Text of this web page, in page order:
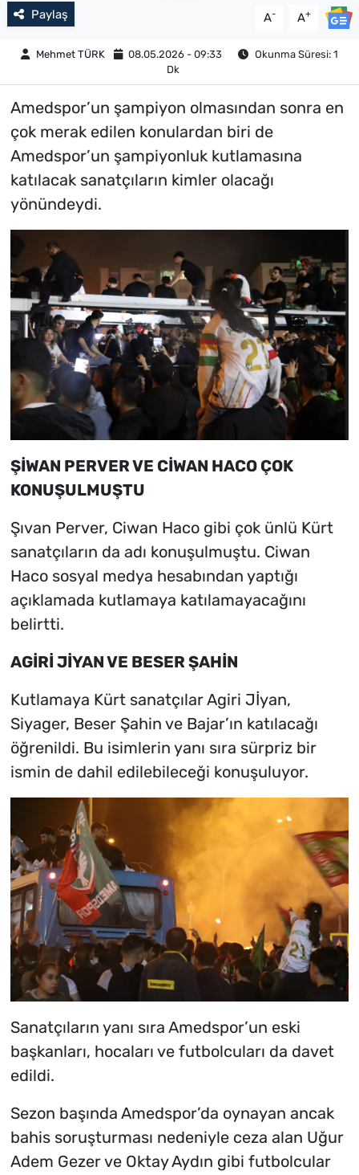
Paylaş A- A+
Mehmet TÜRK 08.05.2026 - 09:33
Okunma Süresi: 1
Dk
Amedspor’un şampiyon olmasından sonra en
çok merak edilen konulardan biri de
Amedspor’un şampiyonluk kutlamasına
katılacak sanatçıların kimler olacağı
yönündeydi.
ŞİWAN PERVER VE CİWAN HACO ÇOK
KONUŞULMUŞTU
Şıvan Perver, Ciwan Haco gibi çok ünlü Kürt
sanatçıların da adı konuşulmuştu. Ciwan
Haco sosyal medya hesabından yaptığı
açıklamada kutlamaya katılamayacağını
belirtti.
AGİRİ JİYAN VE BESER ŞAHİN
Kutlamaya Kürt sanatçılar Agiri Jİyan,
Siyager, Beser Şahin ve Bajar’ın katılacağı
öğrenildi. Bu isimlerin yanı sıra sürpriz bir
ismin de dahil edilebileceği konuşuluyor.
Sanatçıların yanı sıra Amedspor’un eski
başkanları, hocaları ve futbolcuları da davet
edildi.
Sezon başında Amedspor’da oynayan ancak
bahis soruşturması nedeniyle ceza alan Uğur
Adem Gezer ve Oktay Aydın gibi futbolcular